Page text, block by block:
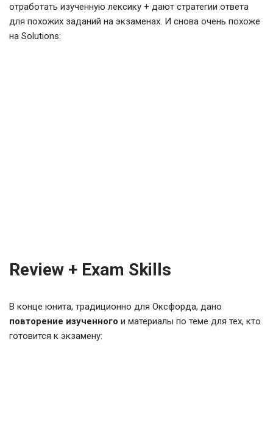
отработать изученную лексику + дают стратегии ответа
для похожих заданий на экзаменах. И снова очень похоже
на Solutions:
Review + Exam Skills
В конце юнита, традиционно для Оксфорда, дано
повторение изученного и материалы по теме для тех, кто
готовится к экзамену: